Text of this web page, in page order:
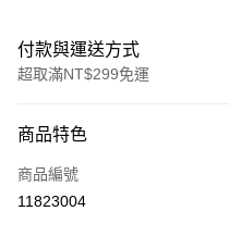
付款與運送方式
超取滿NT$299免運
信用卡一次付款
LINE Pay
商品特色
商品編號
11823004